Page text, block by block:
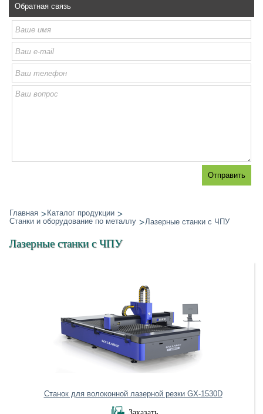
Обратная связь
Главная
Каталог продукции
Станки и оборудование по металлу
Лазерные станки с ЧПУ
Лазерные станки с ЧПУ
Станок для волоконной лазерной резки GX-1530D